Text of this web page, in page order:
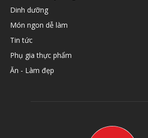
Dinh dưỡng
Món ngon dễ làm
Tin tức
Phụ gia thực phẩm
Ăn - Làm đẹp